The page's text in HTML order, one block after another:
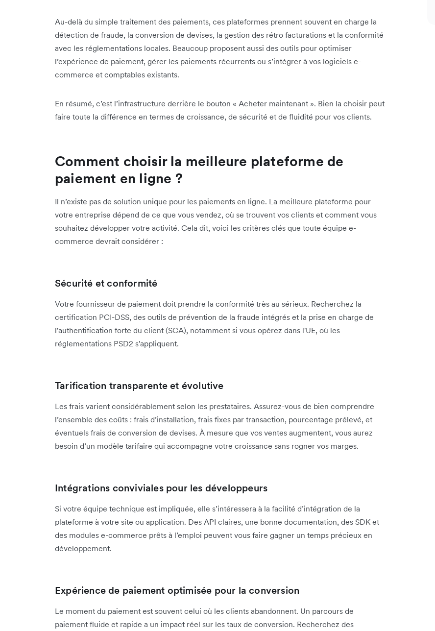
Au-delà du simple traitement des paiements, ces plateformes prennent souvent en charge la
détection de fraude, la conversion de devises, la gestion des rétro facturations et la conformité
avec les réglementations locales. Beaucoup proposent aussi des outils pour optimiser
l’expérience de paiement, gérer les paiements récurrents ou s’intégrer à vos logiciels e-
commerce et comptables existants.
En résumé, c’est l’infrastructure derrière le bouton « Acheter maintenant ». Bien la choisir peut
faire toute la différence en termes de croissance, de sécurité et de fluidité pour vos clients.
Comment choisir la meilleure plateforme de
paiement en ligne ?
Il n’existe pas de solution unique pour les paiements en ligne. La meilleure plateforme pour
votre entreprise dépend de ce que vous vendez, où se trouvent vos clients et comment vous
souhaitez développer votre activité. Cela dit, voici les critères clés que toute équipe e-
commerce devrait considérer :
Sécurité et conformité
Votre fournisseur de paiement doit prendre la conformité très au sérieux. Recherchez la
certification PCI-DSS, des outils de prévention de la fraude intégrés et la prise en charge de
l'authentification forte du client (SCA), notamment si vous opérez dans l'UE, où les
réglementations PSD2 s'appliquent.
Tarification transparente et évolutive
Les frais varient considérablement selon les prestataires. Assurez-vous de bien comprendre
l’ensemble des coûts : frais d’installation, frais fixes par transaction, pourcentage prélevé, et
éventuels frais de conversion de devises. À mesure que vos ventes augmentent, vous aurez
besoin d’un modèle tarifaire qui accompagne votre croissance sans rogner vos marges.
Intégrations conviviales pour les développeurs
Si votre équipe technique est impliquée, elle s’intéressera à la facilité d’intégration de la
plateforme à votre site ou application. Des API claires, une bonne documentation, des SDK et
des modules e-commerce prêts à l’emploi peuvent vous faire gagner un temps précieux en
développement.
Expérience de paiement optimisée pour la conversion
Le moment du paiement est souvent celui où les clients abandonnent. Un parcours de
paiement fluide et rapide a un impact réel sur les taux de conversion. Recherchez des